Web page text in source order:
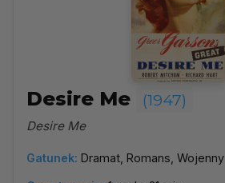
Desire Me (1947)
Desire Me
Gatunek: Dramat, Romans, Wojenny